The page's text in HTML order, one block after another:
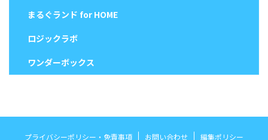
まるぐランド for HOME
ロジックラボ
ワンダーボックス
プライバシーポリシー・免責事項 お問い合わせ 編集ポリシー